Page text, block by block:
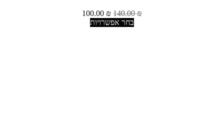
140.00₪
100.00 ₪
בחר אפשרויות